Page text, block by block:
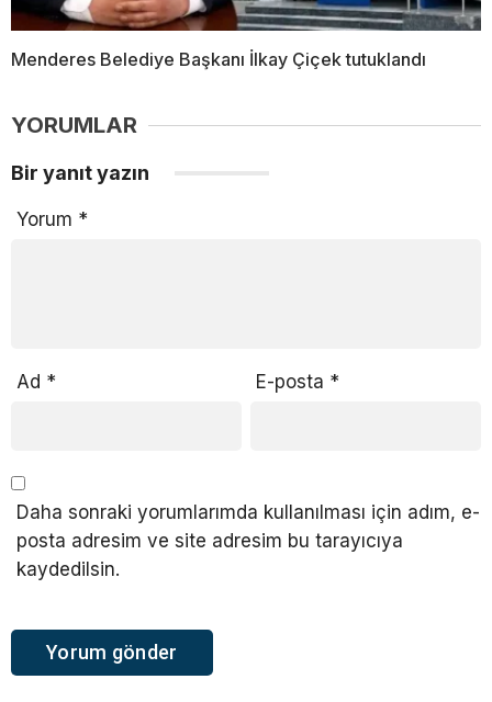
Menderes Belediye Başkanı İlkay Çiçek tutuklandı
YORUMLAR
Bir yanıt yazın
Yorum *
Ad * E-posta *
Daha sonraki yorumlarımda kullanılması için adım, e-
posta adresim ve site adresim bu tarayıcıya
kaydedilsin.